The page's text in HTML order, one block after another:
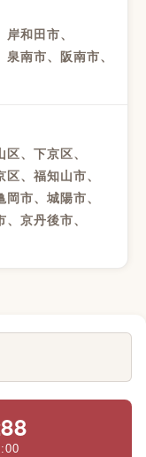
和田市、
南市、阪南市、
、下京区、
、福知山市、
市、城陽市、
京丹後市、